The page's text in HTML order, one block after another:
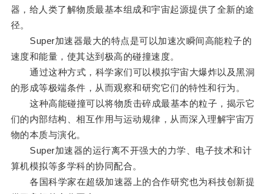
器，给人类了解物质最基本组成和宇宙起源提供了全新的途
径。
Super加速器最大的特点是可以加速次瞬间高能粒子的
速度和能量，使其达到极高的碰撞速度。
通过这种方式，科学家们可以模拟宇宙大爆炸以及黑洞
的形成等极端条件，从而观察和研究它们的特性和行为。
这种高能碰撞可以将物质击碎成最基本的粒子，揭示它
们的内部结构、相互作用与运动规律，从而深入理解宇宙万
物的本质与演化。
Super加速器的运行离不开强大的力学、电子技术和计
算机模拟等多学科的协同配合。
各国科学家在超级加速器上的合作研究也为科技创新提